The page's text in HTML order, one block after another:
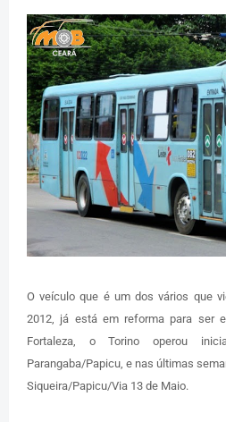
O veículo que é um dos vários que
2012, já está em reforma para ser
Fortaleza, o Torino operou
Parangaba/Papicu, e nas últimas
Siqueira/Papicu/Via 13 de Maio.